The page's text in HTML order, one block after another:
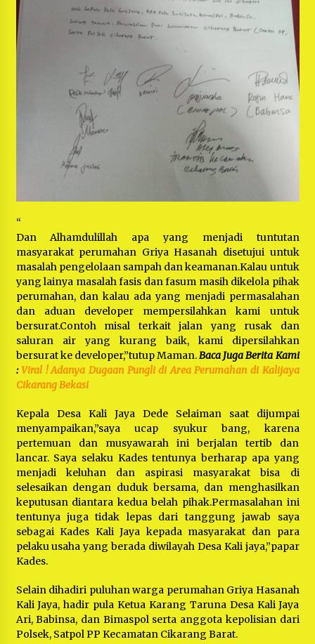
“
Dan Alhamdulillah apa yang menjadi tuntutan
masyarakat perumahan Griya Hasanah disetujui untuk
masalah pengelolaan sampah dan keamanan.Kalau untuk
yang lainya masalah fasis dan fasum masih dikelola pihak
perumahan, dan kalau ada yang menjadi permasalahan
dan aduan developer mempersilahkan kami untuk
bersurat.Contoh misal terkait jalan yang rusak dan
saluran air yang kurang baik, kami dipersilahkan
bersurat ke developer,”tutup Maman.Baca Juga Berita Kami
:Viral ! Adanya Dugaan Pungli di Area Perumahan di Kalijaya
Cikarang Bekasi
Kepala Desa Kali Jaya Dede Selaiman saat dijumpai
menyampaikan,”saya ucap syukur bang, karena
pertemuan dan musyawarah ini berjalan tertib dan
lancar. Saya selaku Kades tentunya berharap apa yang
menjadi keluhan dan aspirasi masyarakat bisa di
selesaikan dengan duduk bersama, dan menghasilkan
keputusan diantara kedua belah pihak.Permasalahan ini
tentunya juga tidak lepas dari tanggung jawab saya
sebagai Kades Kali Jaya kepada masyarakat dan para
pelaku usaha yang berada diwilayah Desa Kali jaya,”papar
Kades.
Selain dihadiri puluhan warga perumahan Griya Hasanah
Kali Jaya, hadir pula Ketua Karang Taruna Desa Kali Jaya
Ari, Babinsa, dan Bimaspol serta anggota kepolisian dari
Polsek, Satpol PP Kecamatan Cikarang Barat.